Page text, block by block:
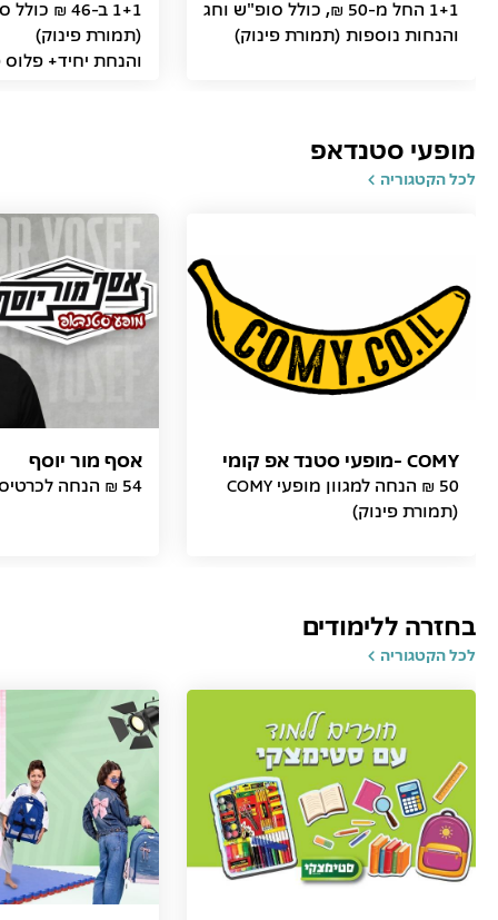
1+1 החל מ-50 ₪, כולל סופ"ש וחג
והנחות נוספות (תמורת פינוק)
1+1 ב-46 ₪
והנחת יחיד+ פלוס
מופעי סטנדאפ
לכל הקטגוריה
COMY -מופעי סטנד אפ קומי
50 ₪ הנחה למגוון מופעי COMY
(תמורת פינוק)
אסף מור יוסף
54 ₪ הנחה לכרטיס (תמורת פינוק)
בחזרה ללימודים
לכל הקטגוריה